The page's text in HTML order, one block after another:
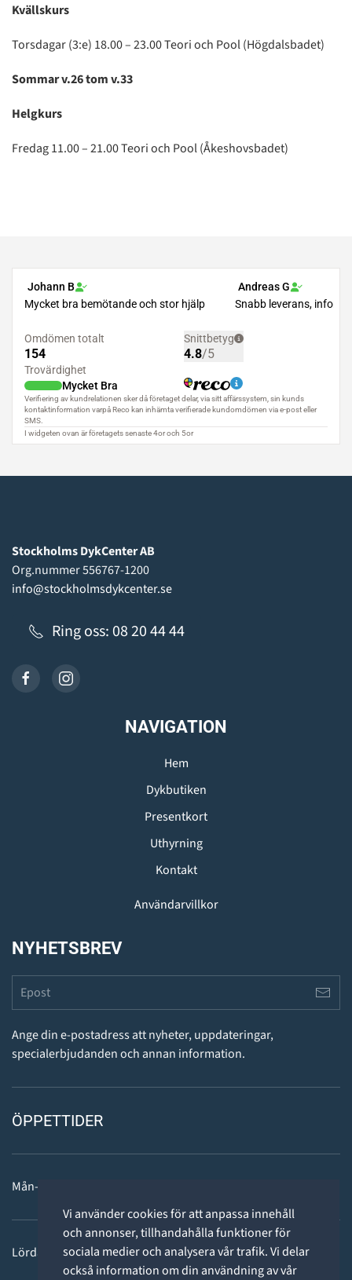
Vi använder cookies för att anpassa innehåll
och annonser, tillhandahålla funktioner för
sociala medier och analysera vår trafik. Vi delar
också information om din användning av vår
Kvällskurs
Torsdagar (3:e) 18.00 – 23.00 Teori och Pool (Högdalsbadet)
Sommar v.26 tom v.33
Helgkurs
Fredag 11.00 – 21.00 Teori och Pool (Åkeshovsbadet)
Stockholms DykCenter AB
Org.nummer 556767-1200
info@stockholmsdykcenter.se
Ring oss: 08 20 44 44
NAVIGATION
Hem
Dykbutiken
Presentkort
Uthyrning
Kontakt
Användarvillkor
NYHETSBREV
Ange din e-postadress att nyheter, uppdateringar,
specialerbjudanden och annan information.
ÖPPETTIDER
Mån-fre: 11 - 18
Lördag: 11-15